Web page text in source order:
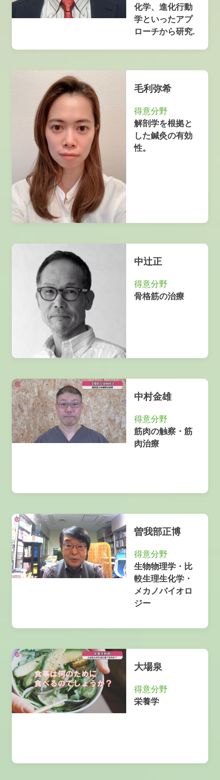
化学、進化行動
学といったアプ
ローチから研究.
毛利弥希
得意分野
解剖学を根拠と
した鍼灸の有効
性。
中辻正
得意分野
骨格筋の治療
中村金雄
得意分野
筋肉の触察・筋
肉治療
曽我部正博
得意分野
生物物理学・比
較生理生化学・
メカノバイオロ
ジー
大場泉
得意分野
栄養学